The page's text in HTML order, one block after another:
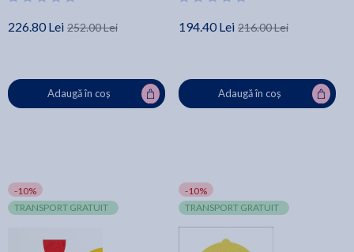
226.80 Lei 252.00 Lei
Adaugă în coș
194.40 Lei 216.00 Lei
Adaugă în coș
-10%
TRANSPORT GRATUIT
-10%
TRANSPORT GRATUIT